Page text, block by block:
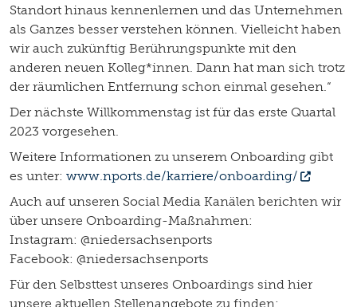
Standort hinaus kennenlernen und das Unternehmen
als Ganzes besser verstehen können. Vielleicht haben
wir auch zukünftig Berührungspunkte mit den
anderen neuen Kolleg*innen. Dann hat man sich trotz
der räumlichen Entfernung schon einmal gesehen.“
Der nächste Willkommenstag ist für das erste Quartal
2023 vorgesehen.
Weitere Informationen zu unserem Onboarding gibt
es unter: www.nports.de/karriere/onboarding/
Auch auf unseren Social Media Kanälen berichten wir
über unsere Onboarding-Maßnahmen:
Instagram: @niedersachsenports
Facebook: @niedersachsenports
Für den Selbsttest unseres Onboardings sind hier
unsere aktuellen Stellenangebote zu finden: